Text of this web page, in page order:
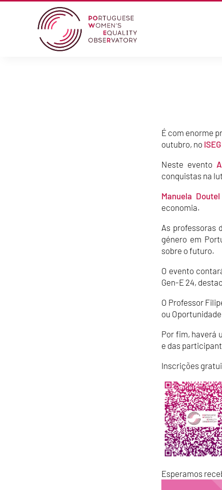
É com enorme
outubro, no
Neste evento
conquistas na
Manuela
economia.
As professoras
género em
sobre o futuro.
O evento
Gen-E 24,
O Professor
ou
Por fim, haverá
e das
Inscrições
Esperamos